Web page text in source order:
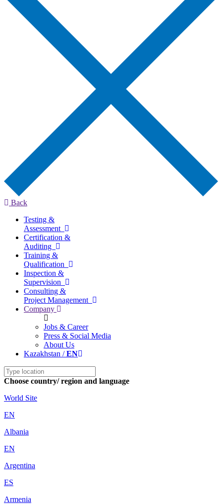
Back
Testing &
Assessment
Certification &
Auditing
Training &
Qualification
Inspection &
Supervision
Consulting &
Project Management
Company
Jobs & Career
Press & Social Media
About Us
Kazakhstan /EN
Choose country/ region and language
World Site
EN
Albania
EN
Argentina
ES
Armenia